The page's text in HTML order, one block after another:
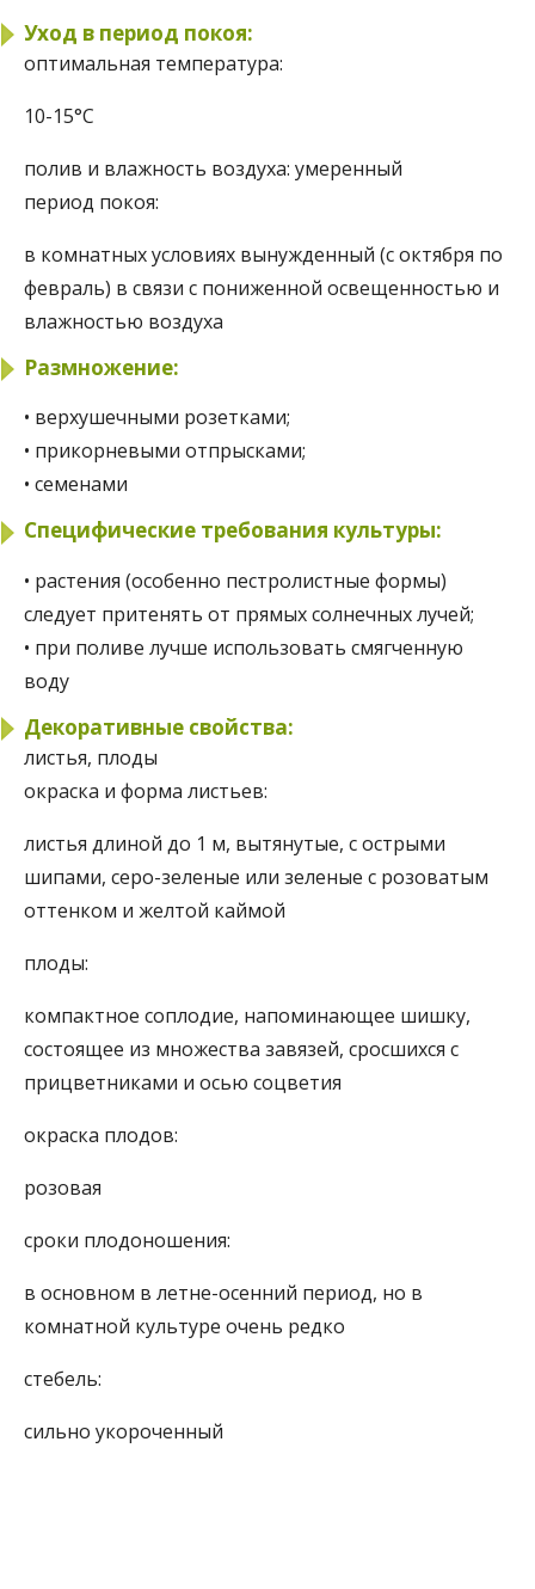
Уход в период покоя:
оптимальная температура:
10-15°C
полив и влажность воздуха: умеренный
период покоя:
в комнатных условиях вынужденный (с октября по
февраль) в связи с пониженной освещенностью и
влажностью воздуха
Размножение:
• верхушечными розетками;
• прикорневыми отпрысками;
• семенами
Специфические требования культуры:
• растения (особенно пестролистные формы)
следует притенять от прямых солнечных лучей;
• при поливе лучше использовать смягченную
воду
Декоративные свойства:
листья, плоды
окраска и форма листьев:
листья длиной до 1 м, вытянутые, с острыми
шипами, серо-зеленые или зеленые с розоватым
оттенком и желтой каймой
плоды:
компактное соплодие, напоминающее шишку,
состоящее из множества завязей, сросшихся с
прицветниками и осью соцветия
окраска плодов:
розовая
сроки плодоношения:
в основном в летне-осенний период, но в
комнатной культуре очень редко
стебель:
сильно укороченный